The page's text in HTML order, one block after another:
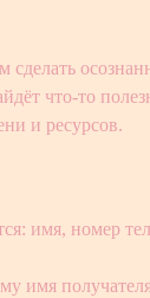
что-то
и ресурсов.
имя, номер
имя